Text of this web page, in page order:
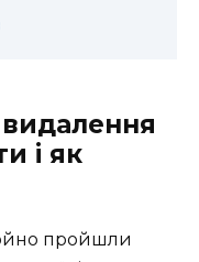
і як
пройшли